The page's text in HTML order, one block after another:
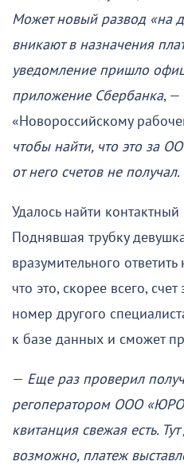
Может новый развод «на
вникают в назначения
уведомление пришло
приложение Сбербанка, —
«Новороссийскому
чтобы найти, что это за
от него счетов не получал.
Удалось найти
Поднявшая трубку
вразумительного
что это, скорее всего,
номер другого
к базе данных и сможет
— Еще раз проверил
регоператором ООО
квитанция свежая есть.
возможно, платеж